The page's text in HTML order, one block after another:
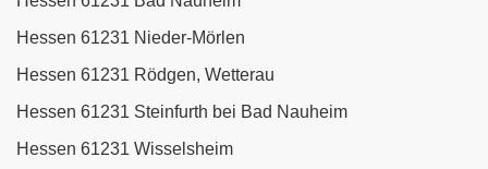
Hessen 61231 Nieder-Mörlen
Hessen 61231 Rödgen, Wetterau
Hessen 61231 Steinfurth bei Bad Nauheim
Hessen 61231 Wisselsheim